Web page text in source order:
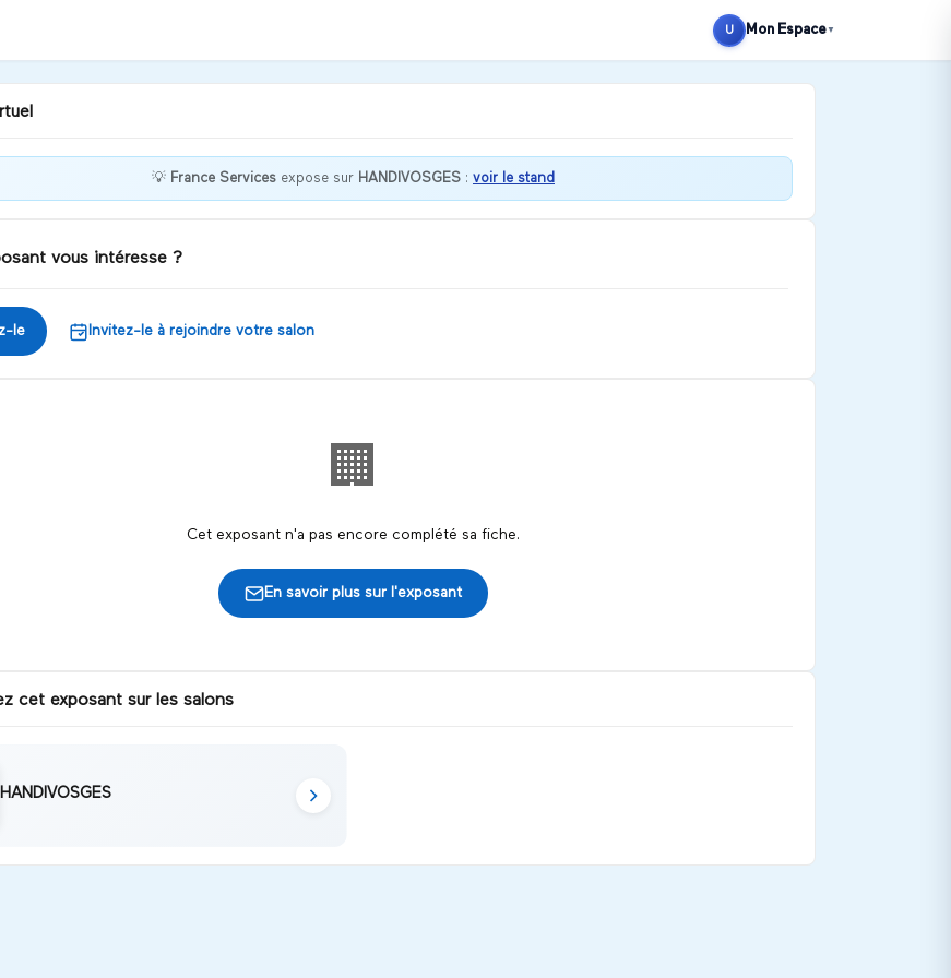
U Mon Espace ▼
connaissez-vous les
💡 France Services expose sur HANDIVOSGES : voir le stand
vous intéresse ?
le Invitez-le à rejoindre votre salon
🏢
Cet exposant n'a pas encore complété sa fiche.
En savoir plus sur l'exposant
cet exposant sur les salons
HANDIVOSGES